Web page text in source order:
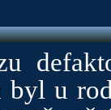
byl u